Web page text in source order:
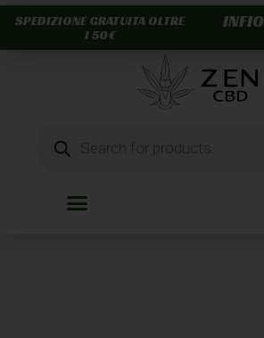
SPEDIZIONE GRATUITA OLTRE
I 50€